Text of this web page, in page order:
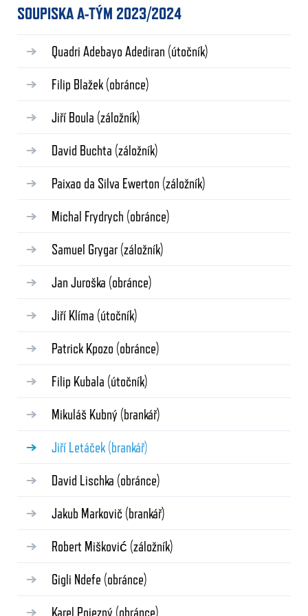
SOUPISKA A-TÝM 2023/2024
Quadri Adebayo Adediran (útočník)
Filip Blažek (obránce)
Jiří Boula (záložník)
David Buchta (záložník)
Paixao da Silva Ewerton (záložník)
Michal Frydrych (obránce)
Samuel Grygar (záložník)
Jan Juroška (obránce)
Jiří Klíma (útočník)
Patrick Kpozo (obránce)
Filip Kubala (útočník)
Mikuláš Kubný (brankář)
Jiří Letáček (brankář)
David Lischka (obránce)
Jakub Markovič (brankář)
Robert Mišković (záložník)
Gigli Ndefe (obránce)
Karel Pojezný (obránce)